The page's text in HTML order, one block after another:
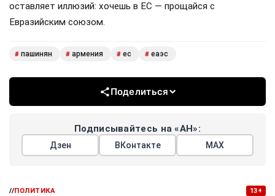
оставляет иллюзий: хочешь в ЕС — прощайся с
Евразийским союзом.
# пашинян # армения # ес # еаэс
Поделиться
Подписывайтесь на «АН»:
Дзен ВКонтакте МАХ
//ПОЛИТИКА 13+